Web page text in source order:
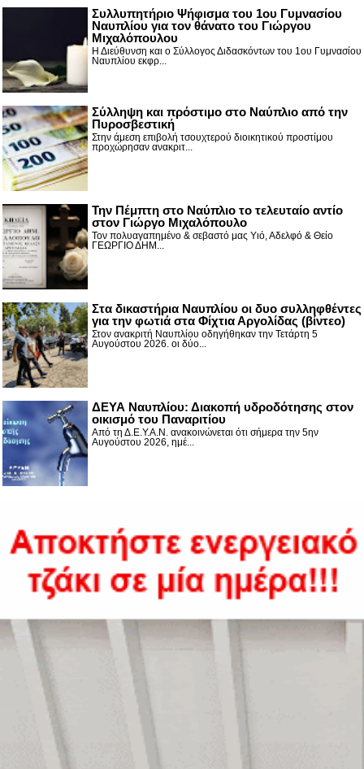
Συλλυπητήριο Ψήφισμα του 1ου Γυμνασίου
Ναυπλίου για τον θάνατο του Γιώργου
Μιχαλόπουλου
Η Διεύθυνση και ο Σύλλογος Διδασκόντων του 1ου Γυμνασίου
Ναυπλίου εκφρ...
Σύλληψη και πρόστιμο στο Ναύπλιο από την
Πυροσβεστική
Στην άμεση επιβολή τσουχτερού διοικητικού προστίμου
προχώρησαν ανακριτ...
Την Πέμπτη στο Ναύπλιο το τελευταίο αντίο
στον Γιώργο Μιχαλόπουλο
Τον πολυαγαπημένο & σεβαστό μας Υιό, Αδελφό & Θείο
ΓΕΩΡΓΙΟ ΔΗΜ...
Στα δικαστήρια Ναυπλίου οι δυο συλληφθέντες
για την φωτιά στα Φίχτια Αργολίδας (βίντεο)
Στον ανακριτή Ναυπλίου οδηγήθηκαν την Τετάρτη 5
Αυγούστου 2026. οι δύο...
ΔΕΥΑ Ναυπλίου: Διακοπή υδροδότησης στον
οικισμό του Παναριτίου
Από τη Δ.Ε.Υ.Α.Ν. ανακοινώνεται ότι σήμερα την 5ην
Αυγούστου 2026, ημέ...